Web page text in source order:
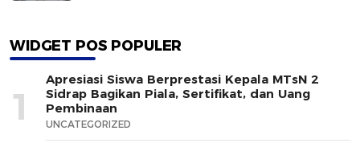
WIDGET POS POPULER
1
Apresiasi Siswa Berprestasi Kepala MTsN 2
Sidrap Bagikan Piala, Sertifikat, dan Uang
Pembinaan
UNCATEGORIZED